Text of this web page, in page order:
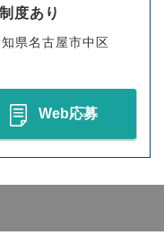
度あり
県名古屋市中区
Web応募